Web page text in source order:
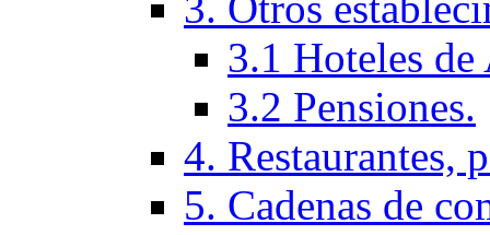
3.1 Hoteles
3.2 Pensiones.
4. Restaurantes,
5. Cadenas de